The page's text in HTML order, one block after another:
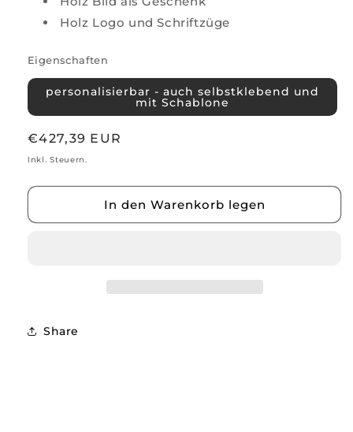
Holz Logo und Schriftzüge
Eigenschaften
personalisierbar - auch selbstklebend und
mit Schablone
Normaler
Preis
€427,39 EUR
Inkl. Steuern.
In den Warenkorb legen
Share